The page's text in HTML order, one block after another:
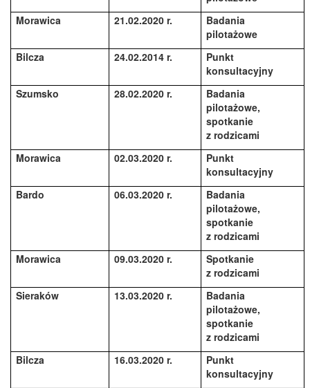
Morawica
21.02.2020 r.
Badania
pilotażowe
Bilcza
24.02.2014 r.
Punkt
konsultacyjny
Szumsko
28.02.2020 r.
Badania
pilotażowe,
spotkanie
z rodzicami
Morawica
02.03.2020 r.
Punkt
konsultacyjny
Bardo
06.03.2020 r.
Badania
pilotażowe,
spotkanie
z rodzicami
Morawica
09.03.2020 r.
Spotkanie
z rodzicami
Sieraków
13.03.2020 r.
Badania
pilotażowe,
spotkanie
z rodzicami
Bilcza
16.03.2020 r.
Punkt
konsultacyjny